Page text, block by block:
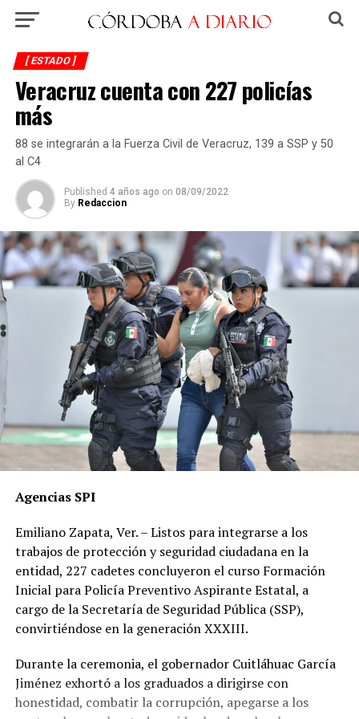
[ ESTADO ]
Veracruz cuenta con 227 policías
más
88 se integrarán a la Fuerza Civil de Veracruz, 139 a SSP y 50
al C4
Published 4 años ago on 08/09/2022
By Redaccion
Agencias SPI
Emiliano Zapata, Ver. – Listos para integrarse a los
trabajos de protección y seguridad ciudadana en la
entidad, 227 cadetes concluyeron el curso Formación
Inicial para Policía Preventivo Aspirante Estatal, a
cargo de la Secretaría de Seguridad Pública (SSP),
convirtiéndose en la generación XXXIII.
Durante la ceremonia, el gobernador Cuitláhuac García
Jiménez exhortó a los graduados a dirigirse con
honestidad, combatir la corrupción, apegarse a los